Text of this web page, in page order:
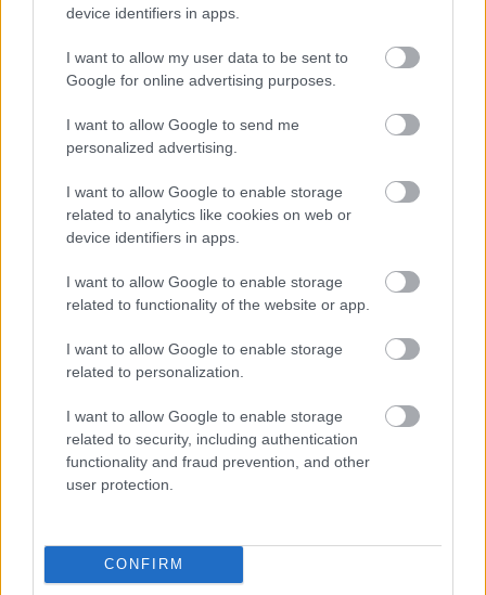
device identifiers in apps.
I want to allow my user data to be sent to
Google for online advertising purposes.
I want to allow Google to send me
personalized advertising.
I want to allow Google to enable storage
related to analytics like cookies on web or
device identifiers in apps.
I want to allow Google to enable storage
related to functionality of the website or app.
I want to allow Google to enable storage
related to personalization.
I want to allow Google to enable storage
related to security, including authentication
functionality and fraud prevention, and other
user protection.
CONFIRM
Science and Engineering Festival-on az alábbi filmet.
Nekem úgy tűnik az emeletes turistabusz is csak a
pók miatt állt meg. Az alábbi videóból az is kiderül,
hogy a robot 3 hónap tervezés és 6 hónap építés
után készült el és…
Robo-one K1-es küzdelmek
• 2010. április 26.